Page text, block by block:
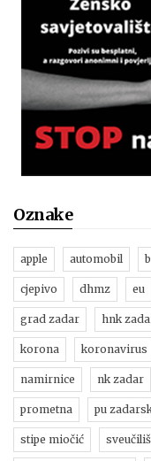
Oznake
apple automobil
cjepivo dhmz eu
grad zadar hnk
korona koronavirus
namirnice nk zadar
prometna pu
stipe miočić